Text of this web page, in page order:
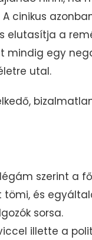
cinikus
elutasítja a
mindig egy
utal.
szerint a
tömi, és
sorsa.
illette a